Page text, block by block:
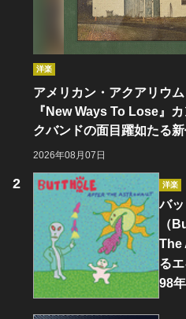
洋楽
アメリカン・アクアリウ
『New Ways To Lose』
クバンドの面目躍如たる
2026年08月07日
洋楽
バ
（
The
る
98